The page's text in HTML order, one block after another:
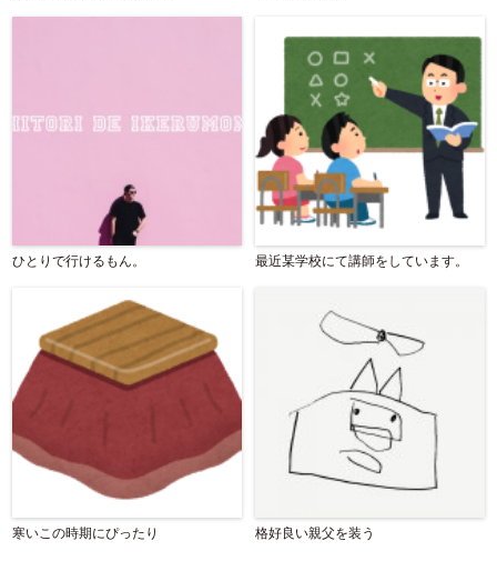
ひとりで行けるもん。 最近某学校にて講師をしています。
寒いこの時期にぴったり 格好良い親父を装う